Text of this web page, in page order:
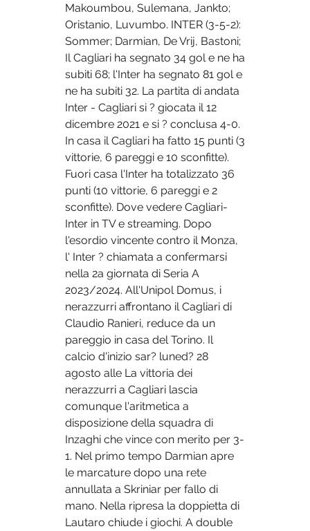
Makoumbou, Sulemana, Jankto;
Oristanio, Luvumbo. INTER (3-5-2):
Sommer; Darmian, De Vrij, Bastoni;
Il Cagliari ha segnato 34 gol e ne ha
subiti 68; l'Inter ha segnato 81 gol e
ne ha subiti 32. La partita di andata
Inter - Cagliari si ? giocata il 12
dicembre 2021 e si ? conclusa 4-0.
In casa il Cagliari ha fatto 15 punti (3
vittorie, 6 pareggi e 10 sconfitte).
Fuori casa l'Inter ha totalizzato 36
punti (10 vittorie, 6 pareggi e 2
sconfitte). Dove vedere Cagliari-
Inter in TV e streaming. Dopo
l'esordio vincente contro il Monza,
l' Inter ? chiamata a confermarsi
nella 2a giornata di Seria A
2023/2024. All'Unipol Domus, i
nerazzurri affrontano il Cagliari di
Claudio Ranieri, reduce da un
pareggio in casa del Torino. Il
calcio d'inizio sar? luned? 28
agosto alle La vittoria dei
nerazzurri a Cagliari lascia
comunque l'aritmetica a
disposizione della squadra di
Inzaghi che vince con merito per 3-
1. Nel primo tempo Darmian apre
le marcature dopo una rete
annullata a Skriniar per fallo di
mano. Nella ripresa la doppietta di
Lautaro chiude i giochi. A double